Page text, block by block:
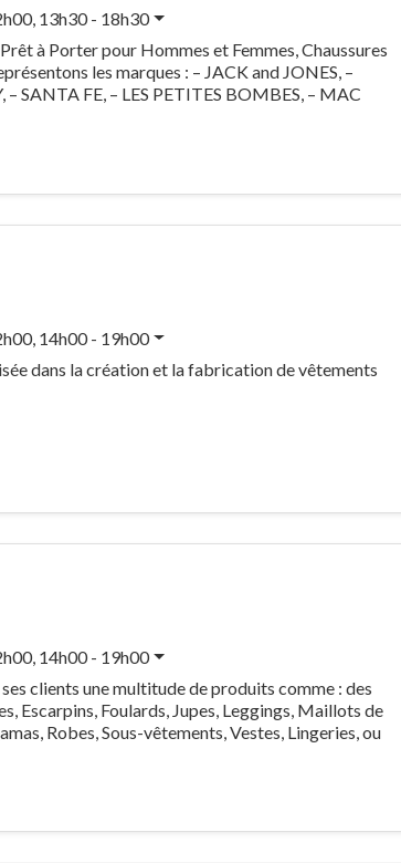
13h30 - 18h30
à Porter pour Hommes et Femmes, Chaussures
les marques : – JACK and JONES, –
SANTA FE, – LES PETITES BOMBES, – MAC
14h00 - 19h00
dans la création et la fabrication de vêtements
14h00 - 19h00
clients une multitude de produits comme : des
Escarpins, Foulards, Jupes, Leggings, Maillots de
Robes, Sous-vêtements, Vestes, Lingeries, ou